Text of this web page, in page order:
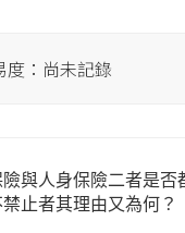
度：尚未記錄
與人身保險二者是
止者其理由又為何？